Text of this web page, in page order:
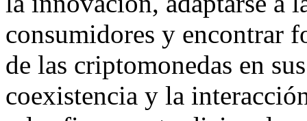
consumidores y encontrar
de las criptomonedas en
coexistencia y la